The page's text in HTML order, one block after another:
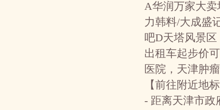
A华润万家大
力韩料/大成盛
吧D天塔风景
出租车起步价
医院，天津肿
【前往附近地
- 距离天津市政